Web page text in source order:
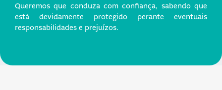
Queremos que conduza com confiança, sabendo que
está devidamente protegido perante eventuais
responsabilidades e prejuízos.